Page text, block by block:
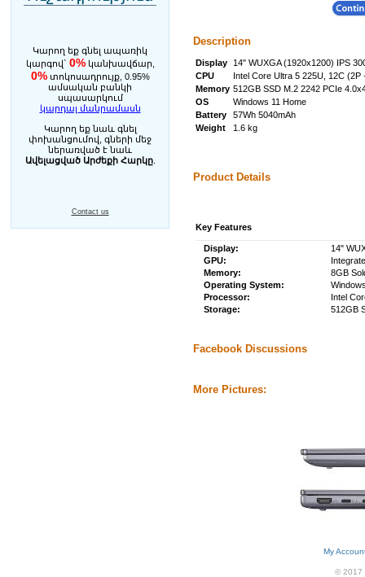
Կարող եք գնել ապառիկ
կարգով` 0%կանխավճար,
0%տոկոսադրույք, 0.95%
ամսական բանկի
սպասարկում
կարդալ մանրամասն
Կարող եք նաև գնել
փոխանցումով, գների մեջ
ներառված է նաև
Ավելացված Արժեքի Հարկը.
Contact us
Description
Display
14" WUXGA (1920x1200) IPS
CPU
Intel Core Ultra 5 225U, 12C
Memory 512GB SSD M.2 2242 PCIe
OS
Windows 11 Home
Battery
57Wh 5040mAh
Weight
1.6 kg
Product Details
Key Features
Display:
14"
GPU:
Memory:
8GB
Operating System:
Processor:
Intel
Storage:
512GB
Facebook Discussions
More Pictures:
My
© 2017